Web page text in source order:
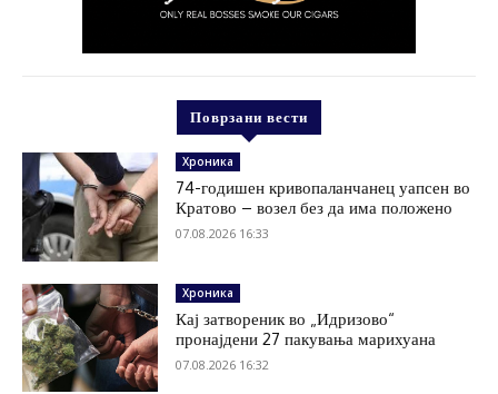
Поврзани вести
Хроника
74-годишен кривопаланчанец уапсен во
Кратово – возел без да има положено
07.08.2026 16:33
Хроника
Кај затвореник во „Идризово“
пронајдени 27 пакувања марихуана
07.08.2026 16:32